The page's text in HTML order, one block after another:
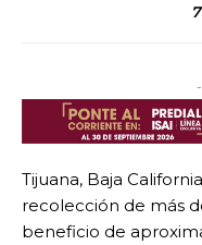
Tijuana, Baja
recolección de más
beneficio de